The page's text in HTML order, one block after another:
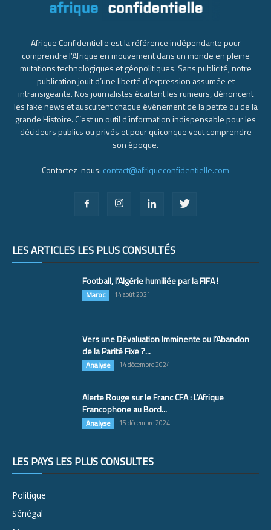
Afrique Confidentielle est la référence indépendante pour
comprendre l’Afrique en mouvement dans un monde en pleine
mutations technologiques et géopolitiques. Sans publicité, notre
publication jouit d’une liberté d’expression assumée et
intransigeante. Nos journalistes écartent les rumeurs, dénoncent
les fake news et auscultent chaque événement de la petite ou de la
grande Histoire. C’est un outil d’information indispensable pour les
décideurs publics ou privés et pour quiconque veut comprendre
son époque.
Contactez-nous: contact@afriqueconfidentielle.com
LES ARTICLES LES PLUS CONSULTÉS
Football, l’Algérie humiliée par la FIFA !
Maroc 14 août 2021
Vers une Dévaluation Imminente ou l’Abandon
de la Parité Fixe ?...
Analyse 14 décembre 2024
Alerte Rouge sur le Franc CFA : L’Afrique
Francophone au Bord...
Analyse 15 décembre 2024
LES PAYS LES PLUS CONSULTÉS
Politique
Sénégal